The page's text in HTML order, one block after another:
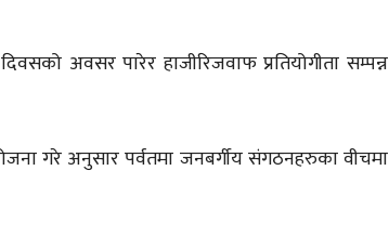
अवसर पारेर हाजीरिजवाफ प्रतियोगीता सम्पन्न
गरे अनुसार पर्वतमा जनबर्गीय संगठनहरुका वीचमा